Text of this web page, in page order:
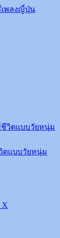
เพลงญี่ปุ่น
วิตแบบวัยหนุ่ม
X